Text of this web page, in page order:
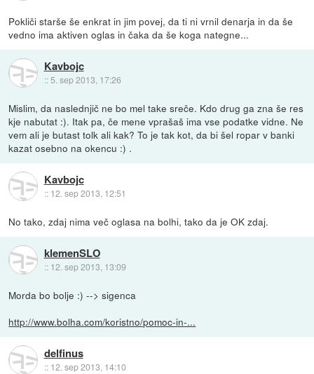
Pokliči starše še enkrat in jim povej, da ti ni vrnil denarja in da še
vedno ima aktiven oglas in čaka da še koga nategne...
Kavbojc
:: 5. sep 2013, 17:26
Mislim, da naslednjič ne bo mel take sreče. Kdo drug ga zna še res
kje nabutat :). Itak pa, če mene vprašaš ima vse podatke vidne. Ne
vem ali je butast tolk ali kak? To je tak kot, da bi šel ropar v banki
kazat osebno na okencu :) .
Kavbojc
:: 12. sep 2013, 12:51
No tako, zdaj nima več oglasa na bolhi, tako da je OK zdaj.
klemenSLO
:: 12. sep 2013, 13:09
Morda bo bolje :) --> sigenca
http://www.bolha.com/koristno/pomoc-in-...
delfinus
:: 12. sep 2013, 14:10